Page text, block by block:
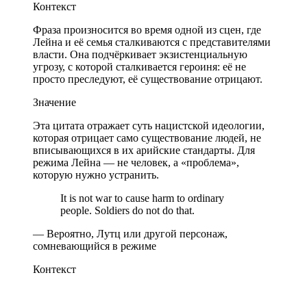
Контекст
Фраза произносится во время одной из сцен, где
Лейна и её семья сталкиваются с представителями
власти. Она подчёркивает экзистенциальную
угрозу, с которой сталкивается героиня: её не
просто преследуют, её существование отрицают.
Значение
Эта цитата отражает суть нацистской идеологии,
которая отрицает само существование людей, не
вписывающихся в их арийские стандарты. Для
режима Лейна — не человек, а «проблема»,
которую нужно устранить.
It is not war to cause harm to ordinary
people. Soldiers do not do that.
— Вероятно, Лутц или другой персонаж,
сомневающийся в режиме
Контекст